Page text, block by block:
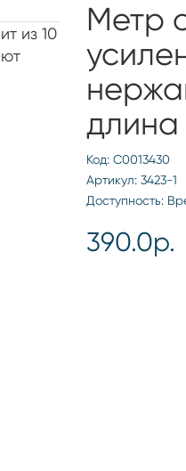
из 10
Метр
длина
Код: С0013430
Артикул: 3423-1
Доступность:
390.0р.